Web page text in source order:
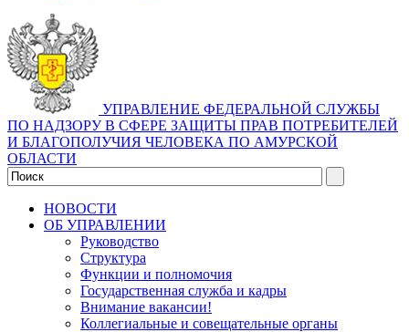
УПРАВЛЕНИЕ ФЕДЕРАЛЬНОЙ СЛУЖБЫ
ПО НАДЗОРУ В СФЕРЕ ЗАЩИТЫ ПРАВ ПОТРЕБИТЕЛЕЙ
И БЛАГОПОЛУЧИЯ ЧЕЛОВЕКА ПО АМУРСКОЙ
ОБЛАСТИ
НОВОСТИ
ОБ УПРАВЛЕНИИ
Руководство
Структура
Функции и полномочия
Государственная служба и кадры
Внимание вакансии!
Коллегиальные и совещательные органы